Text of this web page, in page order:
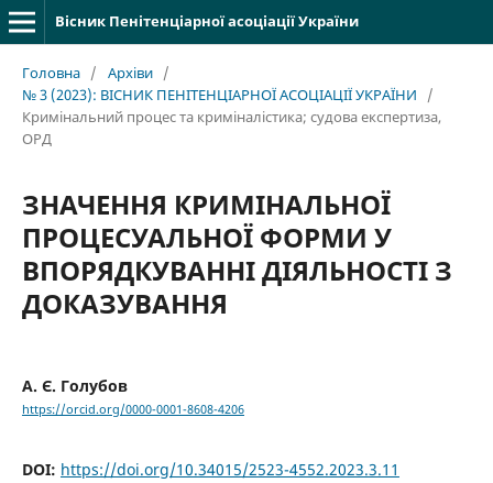
Вісник Пенітенціарної асоціації України
Головна / Архіви /
№ 3 (2023): ВІСНИК ПЕНІТЕНЦІАРНОЇ АСОЦІАЦІЇ УКРАЇНИ
/
Кримінальний процес та криміналістика; судова експертиза,
ОРД
ЗНАЧЕННЯ КРИМІНАЛЬНОЇ
ПРОЦЕСУАЛЬНОЇ ФОРМИ У
ВПОРЯДКУВАННІ ДІЯЛЬНОСТІ З
ДОКАЗУВАННЯ
А. Є. Голубов
https://orcid.org/0000-0001-8608-4206
DOI: https://doi.org/10.34015/2523-4552.2023.3.11